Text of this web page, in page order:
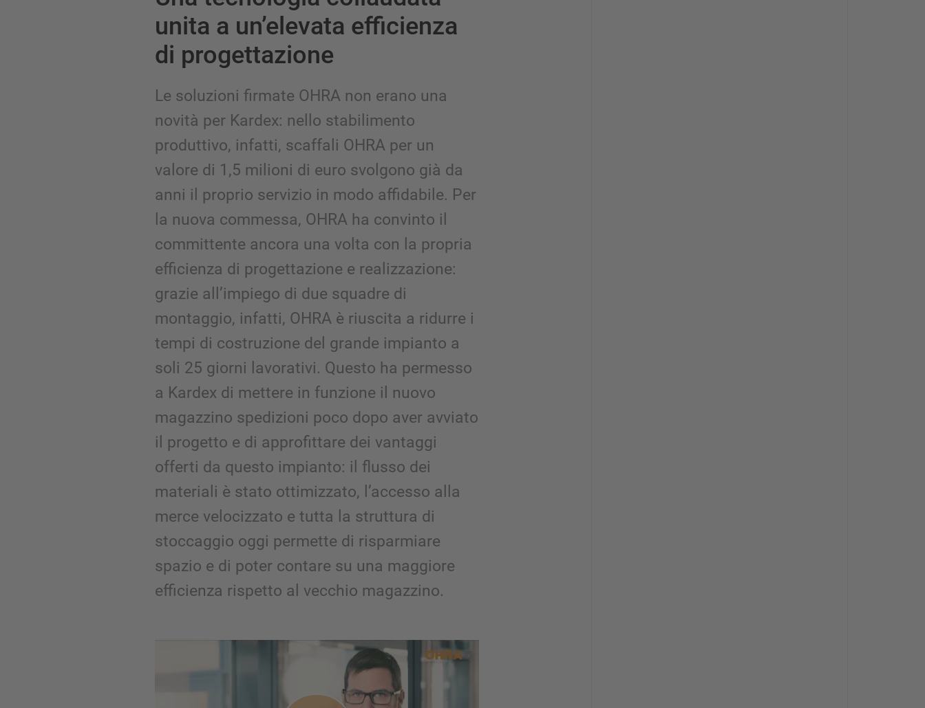
unita a un’elevata efficienza
di progettazione
Le soluzioni firmate OHRA non erano una
novità per Kardex: nello stabilimento
produttivo, infatti, scaffali OHRA per un
valore di 1,5 milioni di euro svolgono già da
anni il proprio servizio in modo affidabile. Per
la nuova commessa, OHRA ha convinto il
committente ancora una volta con la propria
efficienza di progettazione e realizzazione:
grazie all’impiego di due squadre di
montaggio, infatti, OHRA è riuscita a ridurre i
tempi di costruzione del grande impianto a
soli 25 giorni lavorativi. Questo ha permesso
a Kardex di mettere in funzione il nuovo
magazzino spedizioni poco dopo aver avviato
il progetto e di approfittare dei vantaggi
offerti da questo impianto: il flusso dei
materiali è stato ottimizzato, l’accesso alla
merce velocizzato e tutta la struttura di
stoccaggio oggi permette di risparmiare
spazio e di poter contare su una maggiore
efficienza rispetto al vecchio magazzino.